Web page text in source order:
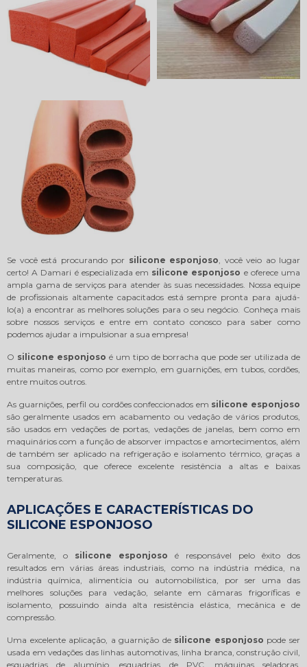
Se você está procurando por silicone esponjoso, você veio ao lugar
certo! A Damari é especializada em silicone esponjoso e oferece uma
ampla gama de serviços para atender às suas necessidades. Nossa equipe
de profissionais altamente capacitados está sempre pronta para ajudá-
lo(a) a encontrar as melhores soluções para o seu negócio. Conheça mais
sobre nossos serviços e entre em contato conosco para saber como
podemos ajudar a impulsionar a sua empresa!
O silicone esponjoso é um tipo de borracha que pode ser utilizada de
muitas maneiras, como por exemplo, em guarnições, em tubos, cordões,
entre muitos outros.
As guarnições, perfil ou cordões confeccionados em silicone esponjoso
são geralmente usados em acabamento ou vedação de vários produtos,
são usados em vedações de portas, vedações de janelas, bem como em
maquinários com a função de absorver impactos e amortecimentos, além
de também ser aplicado na refrigeração e isolamento térmico, graças a
sua composição, que oferece excelente resistência a altas e baixas
temperaturas.
APLICAÇÕES E CARACTERÍSTICAS DO
SILICONE ESPONJOSO
Geralmente, o silicone esponjoso é responsável pelo êxito dos
resultados em várias áreas industriais, como na indústria médica, na
indústria química, alimentícia ou automobilística, por ser uma das
melhores soluções para vedação, selante em câmaras frigoríficas e
isolamento, possuindo ainda alta resistência elástica, mecânica e de
compressão.
Uma excelente aplicação, a guarnição de silicone esponjoso pode ser
usada em vedações das linhas automotivas, linha branca, construção civil,
esquadrias de alumínio, esquadrias de PVC, máquinas seladoras,